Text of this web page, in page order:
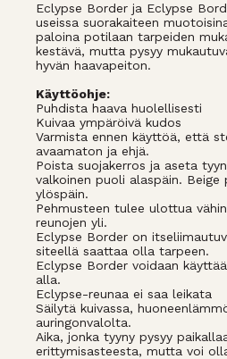
Eclypse Border ja Eclypse
useissa suorakaiteen
paloina potilaan tarpeiden
kestävä, mutta pysyy
hyvän haavapeiton.
Käyttöohje:
Puhdista haava huolellisesti
Kuivaa ympäröivä kudos
Varmista ennen käyttöä, että
avaamaton ja ehjä.
Poista suojakerros ja aseta
valkoinen puoli alaspäin.
ylöspäin.
Pehmusteen tulee ulottua
reunojen yli.
Eclypse Border on
siteellä saattaa olla tarpeen.
Eclypse Border voidaan
alla.
Eclypse-reunaa ei saa leikata
Säilytä kuivassa,
auringonvalolta.
Aika, jonka tyyny pysyy
erittymisasteesta, mutta voi